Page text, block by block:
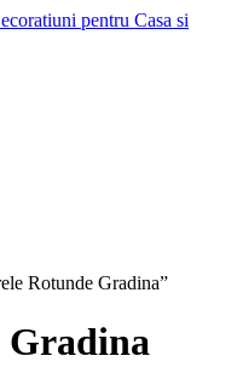
pentru Casa si
Rotunde Gradina”
Gradina